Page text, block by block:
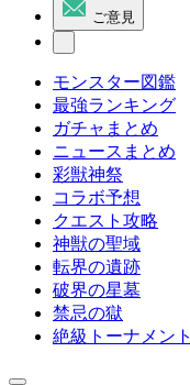
ご意見
モンスター図鑑
最強ランキング
ガチャまとめ
ニュースまとめ
彩獣神祭
コラボ予想
クエスト攻略
神獣の聖域
転界の遺跡
破界の星墓
禁忌の獄
絶級トーナメント